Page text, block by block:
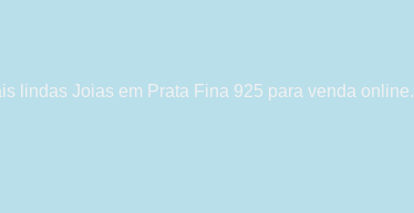
lindas Joias em Prata Fina 925 para venda online.